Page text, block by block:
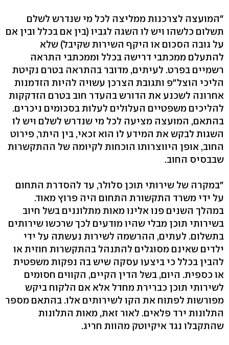
"המועצה לצרכנות ממליצה לכל מי שנדרש לשלם
תשלום כלשהו ויש לו השגה לגביו (בין אם בכלל ובין אם
על גובה הסכום או היקף השירות שקיבל) שלא
להתעלם ממכתבי דרישה בכלל וממכתבי התראה
רשמיים בפרט. לעיתים, מדובר בהתראה בטרם נקיטת
הליכי הוצל"פ ותגובת הצרכן עשויה להיות הזדמנות
אחרונה לשכנע את הדורש בהעדר חוב בטרם הזדקקות
להליכים משפטיים העלולים לעלות בסכומים ניכרים.
בהתאם, המועצה מציעה לכל מי שנדרש לשלם ויש לו
השגות לבקש את המידע לו הוא זכאי, בין היתר, פירוט
החוב, אופן היווצרותו הוכחות לקיומה של ההתקשרות
שבבסיס החוב.
"במקרה של שירותי תוכן סלולר, עד להסדרת התחום
על ידי משרד התקשורת התחום היה פרוץ מאוד.
במהלך השנים פנו אלינו מאות מתלוננים בשל חיוב
בשירותי תוכן מבלי שהיו מודעים לכך שרכשו שירותים
בתשלום. לעתים, ההרשמה לשירות נעשתה על ידי
ילדים שאינם מסוגלים להתנהל בהתקשרות חוזית או
להבין בכלל כי ביצעו עסקה שיש בה נפקות משפטית
או כספית. היום, בשל הדין הקיים, הקווים חסומים
לשירותי תוכן כברירת מחדל אלא אם הלקוח ביקש
מפורשות לפתוח את הקו לשירותים אלו. בהתאם מספר
התלונות ירד פלאים. לאור זאת, מאות התלונות
שהתקבלו נגד איקיוטק מהוות חריג.